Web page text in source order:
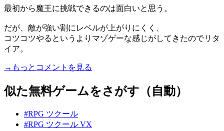
最初から魔王に挑戦できるのは面白いと思う。
だが、敵が強い割にレベルが上がりにくく、
コツコツやるというよりマゾゲーな感じがしてきたのでリタ
イア。
→もっとコメントを見る
似た無料ゲームをさがす（自動）
#RPG ツクール
#RPG ツクール VX